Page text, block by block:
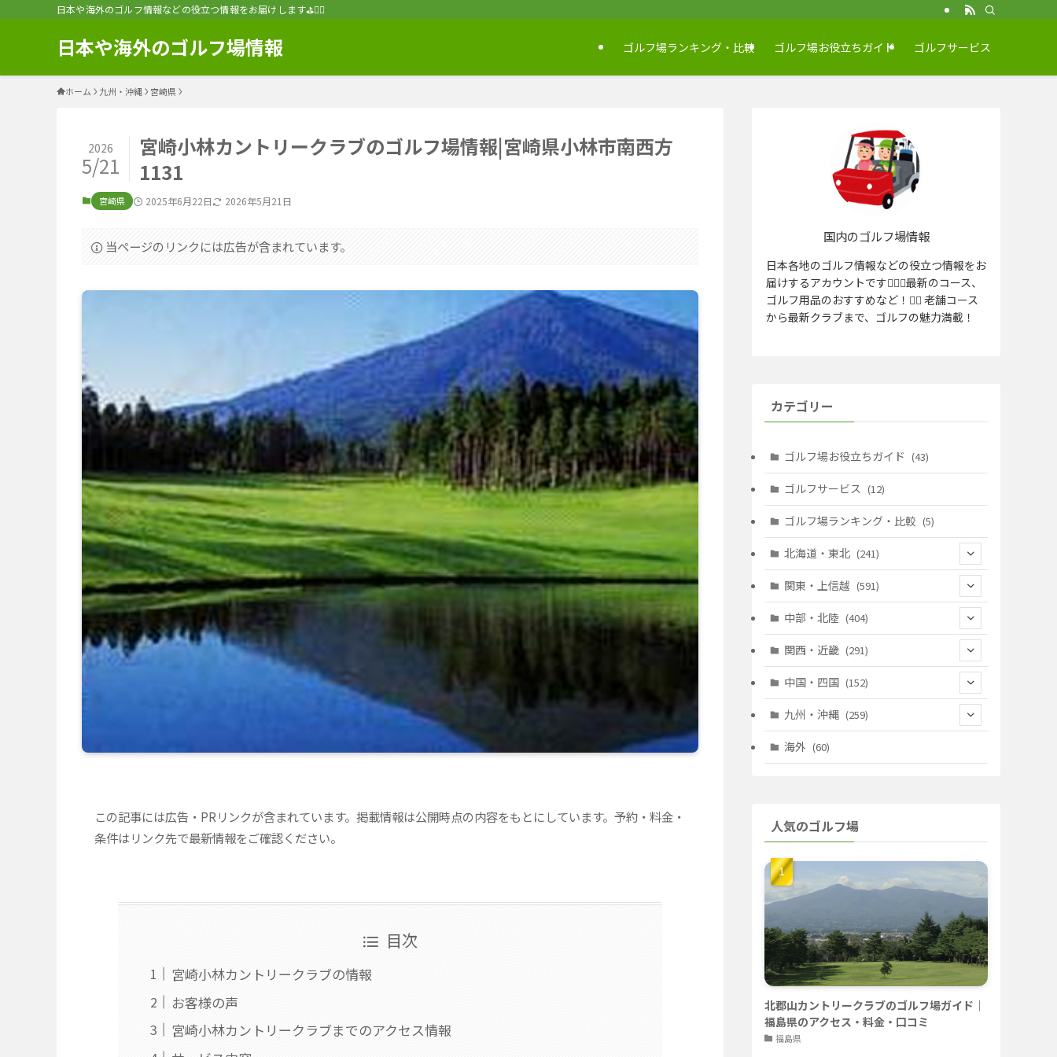
日本や海外のゴルフ情報などの役立つ情報をお届けします⛳️🏌️‍♂️
日本や海外のゴルフ場情報 ゴルフ場ランキング・比較 ゴルフ場お役立ちガイド ゴルフサービス
ホーム 九州・沖縄 宮崎県
宮崎小林カントリークラブのゴルフ場情報|宮崎県小林市南西方
1131
2026
5/21
宮崎県 2025年6月22日 2026年5月21日
当ページのリンクには広告が含まれています。
この記事には広告・PRリンクが含まれています。掲載情報は公開時点の内容をもとにしています。予約・料金・
条件はリンク先で最新情報をご確認ください。
目次
宮崎小林カントリークラブの情報
お客様の声
宮崎小林カントリークラブまでのアクセス情報
国内のゴルフ場情報
日本各地のゴルフ情報などの役立つ情報をお
届けするアカウントです🏌️‍♂️⛳️最新のコース、
ゴルフ用品のおすすめなど！🏌️‍♀️ 老舗コース
から最新クラブまで、ゴルフの魅力満載！
カテゴリー
ゴルフ場お役立ちガイド (43)
ゴルフサービス (12)
ゴルフ場ランキング・比較 (5)
北海道・東北 (241)
(128)
(10)
(17)
(35)
(30)
(9)
関東・上信越 (591)
(146)
(40)
(114)
(72)
(14)
(103)
中部・北陸 (404)
(13)
(83)
(11)
(78)
(40)
(59)
関西・近畿 (291)
(39)
(25)
(30)
(139)
中国・四国 (152)
(7)
(39)
(40)
(9)
(14)
九州・沖縄 (259)
(28)
(22)
(40)
(23)
(22)
(26)
海外 (60)
人気のゴルフ場
北郡山カントリークラブのゴルフ場ガイド｜
福島県のアクセス・料金・口コミ
福島県